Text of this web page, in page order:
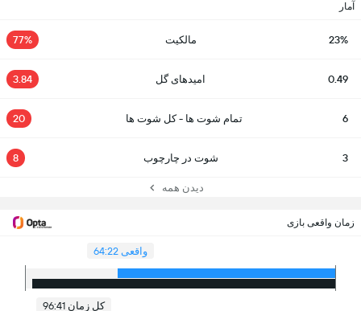
آمار
23% مالکیت 77%
0.49 امیدهای گل 3.84
6 تمام شوت ها - کل شوت ها 20
3 شوت در چارچوب 8
دیدن همه
زمان واقعی بازی
واقعی 64:22
کل زمان 96:41